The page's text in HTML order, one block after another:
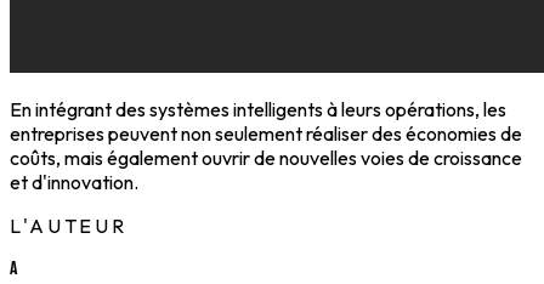
En intégrant des systèmes intelligents à leurs opérations, les
entreprises peuvent non seulement réaliser des économies de
coûts, mais également ouvrir de nouvelles voies de croissance
et d'innovation.
L'AUTEUR
A